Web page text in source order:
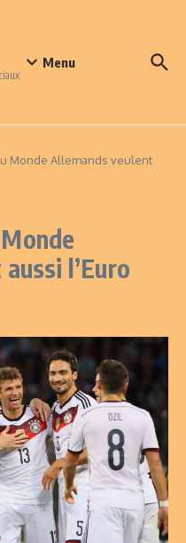
Menu
Monde Allemands veulent
l’Euro